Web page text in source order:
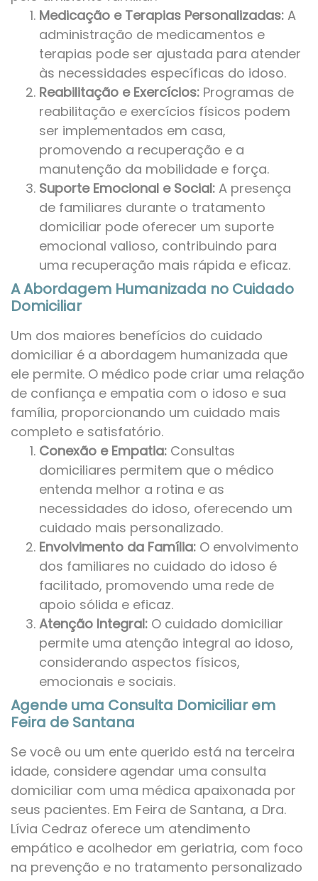
Medicação e Terapias Personalizadas: A
administração de medicamentos e
terapias pode ser ajustada para atender
às necessidades específicas do idoso.
Reabilitação e Exercícios: Programas de
reabilitação e exercícios físicos podem
ser implementados em casa,
promovendo a recuperação e a
manutenção da mobilidade e força.
Suporte Emocional e Social: A presença
de familiares durante o tratamento
domiciliar pode oferecer um suporte
emocional valioso, contribuindo para
uma recuperação mais rápida e eficaz.
A Abordagem Humanizada no Cuidado
Domiciliar
Um dos maiores benefícios do cuidado
domiciliar é a abordagem humanizada que
ele permite. O médico pode criar uma relação
de confiança e empatia com o idoso e sua
família, proporcionando um cuidado mais
completo e satisfatório.
Conexão e Empatia: Consultas
domiciliares permitem que o médico
entenda melhor a rotina e as
necessidades do idoso, oferecendo um
cuidado mais personalizado.
Envolvimento da Família: O envolvimento
dos familiares no cuidado do idoso é
facilitado, promovendo uma rede de
apoio sólida e eficaz.
Atenção Integral: O cuidado domiciliar
permite uma atenção integral ao idoso,
considerando aspectos físicos,
emocionais e sociais.
Agende uma Consulta Domiciliar em
Feira de Santana
Se você ou um ente querido está na terceira
idade, considere agendar uma consulta
domiciliar com uma médica apaixonada por
seus pacientes. Em Feira de Santana, a Dra.
Lívia Cedraz oferece um atendimento
empático e acolhedor em geriatria, com foco
na prevenção e no tratamento personalizado